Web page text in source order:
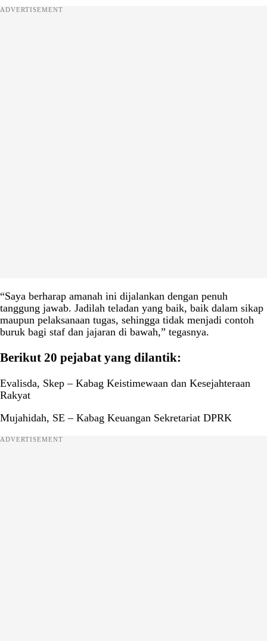
ADVERTISEMENT
“Saya berharap amanah ini dijalankan dengan penuh
tanggung jawab. Jadilah teladan yang baik, baik dalam sikap
maupun pelaksanaan tugas, sehingga tidak menjadi contoh
buruk bagi staf dan jajaran di bawah,” tegasnya.
Berikut 20 pejabat yang dilantik:
Evalisda, Skep – Kabag Keistimewaan dan Kesejahteraan
Rakyat
Mujahidah, SE – Kabag Keuangan Sekretariat DPRK
ADVERTISEMENT